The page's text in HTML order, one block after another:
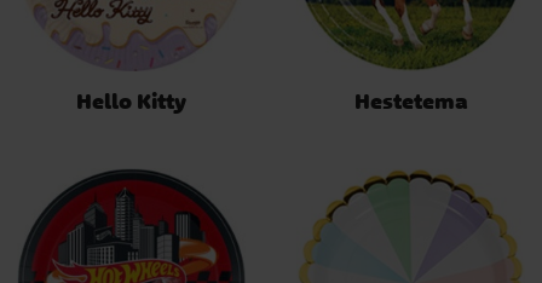
Hello Kitty Hestetema